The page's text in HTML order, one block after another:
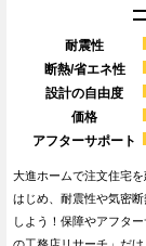
耐震性
断熱/省エネ性
設計の自由度
価格
アフターサポート
大進ホームで注文住宅
はじめ、耐震性や気密
しよう！保障やアフタ